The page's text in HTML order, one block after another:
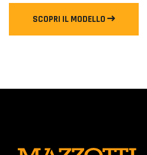
SCOPRI IL MODELLO